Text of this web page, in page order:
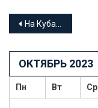
Навигация
по
записям
На Кубани браконьеры привлечены к ответственности
ОКТЯБРЬ 2023
Пн Вт Ср